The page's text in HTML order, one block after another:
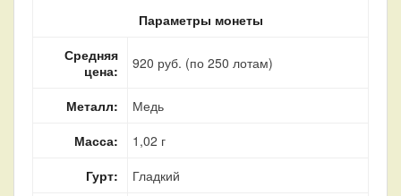
Параметры монеты
Средняя
цена:
920 руб. (по 250 лотам)
Металл:
Медь
Масса:
1,02 г
Гурт:
Гладкий